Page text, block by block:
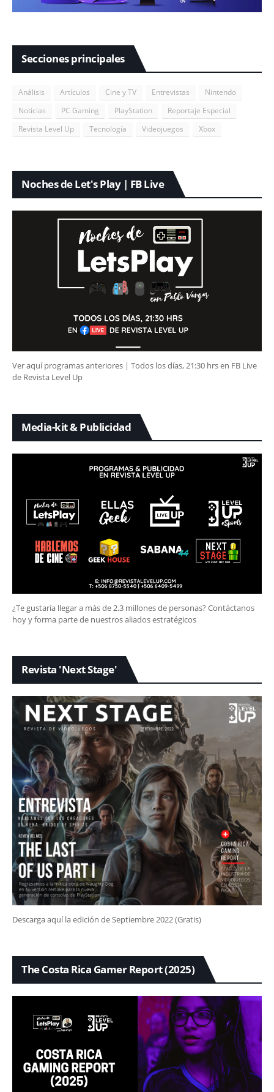
Secciones principales
Análisis Artículos Cine y TV Entrevistas
Nintendo
Noticias
PC Gaming PlayStation
Reportaje Especial
Revista Level Up
Tecnología Videojuegos Xbox
Noches de Let's Play | FB Live
Ver aquí programas anteriores | Todos los días, 21:30 hrs en FB Live
de Revista Level Up
Media-kit & Publicidad
¿Te gustaría llegar a más de 2.3 millones de personas? Contáctanos
hoy y forma parte de nuestros aliados estratégicos
Revista 'Next Stage'
Descarga aquí la edición de Septiembre 2022 (Gratis)
The Costa Rica Gamer Report (2025)